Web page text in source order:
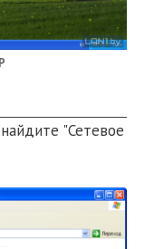
"Сетевое